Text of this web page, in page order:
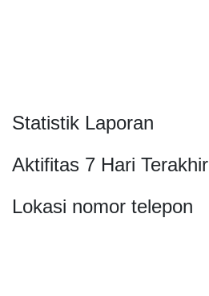
Statistik Laporan
Aktifitas 7 Hari Terakhir
Lokasi nomor telepon